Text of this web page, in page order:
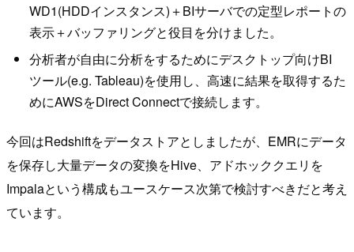
WD1(HDDインスタンス)＋BIサーバでの定型レポートの
表示＋バッファリングと役目を分けました。
分析者が自由に分析をするためにデスクトップ向けBI
ツール(e.g. Tableau)を使用し、高速に結果を取得するた
めにAWSをDirect Connectで接続します。
今回はRedshiftをデータストアとしましたが、EMRにデータ
を保存し大量データの変換をHive、アドホッククエリを
Impalaという構成もユースケース次第で検討すべきだと考え
ています。